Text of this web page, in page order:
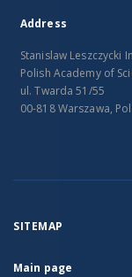
Address
Stanislaw Leszczycki
Polish Academy of
ul. Twarda 51/55
00-818 Warszawa,
SITEMAP
Main page